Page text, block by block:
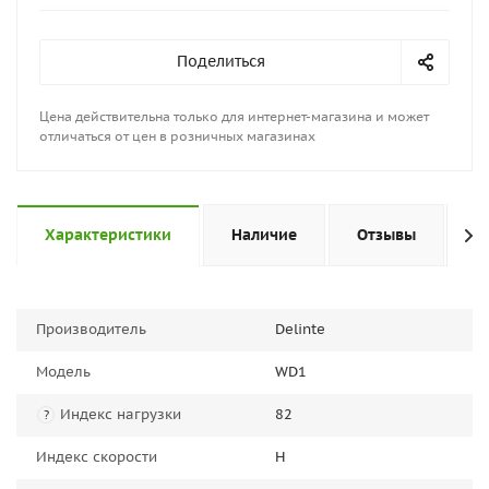
Поделиться
Цена действительна только для интернет-магазина и может
отличаться от цен в розничных магазинах
Характеристики Наличие Отзывы
Производитель Delinte
Модель WD1
? Индекс нагрузки 82
Индекс скорости H